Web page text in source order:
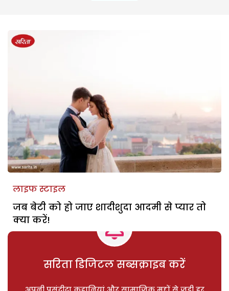
लाइफ स्टाइल
जब बेटी को हो जाए शादीशुदा आदमी से प्यार तो
क्या करें!
सरिता डिजिटल सब्सक्राइब करें